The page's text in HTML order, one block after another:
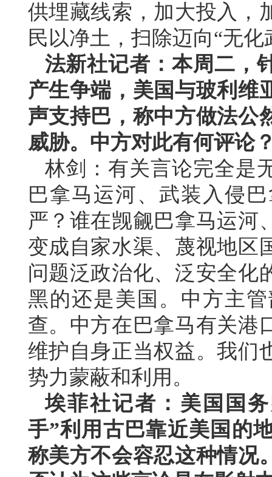
供埋藏线索，加大投入，
民以净土，扫除迈向“无
法新社记者：本周二，
产生争端，美国与玻利维
声支持巴，称中方做法公
威胁。中方对此有何评论
林剑：有关言论完全是
巴拿马运河、武装入侵
严？谁在觊觎巴拿马运河
变成自家水渠、蔑视地区
问题泛政治化、泛安全化
黑的还是美国。中方主
查。中方在巴拿马有关港
维护自身正当权益。我们
势力蒙蔽和利用。
埃菲社记者：美国国
手”利用古巴靠近美国的
称美方不会容忍这种情况